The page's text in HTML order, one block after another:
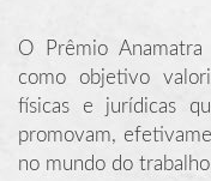
O Prêmio
como objetivo
físicas e jurídicas
promovam,
no mundo do